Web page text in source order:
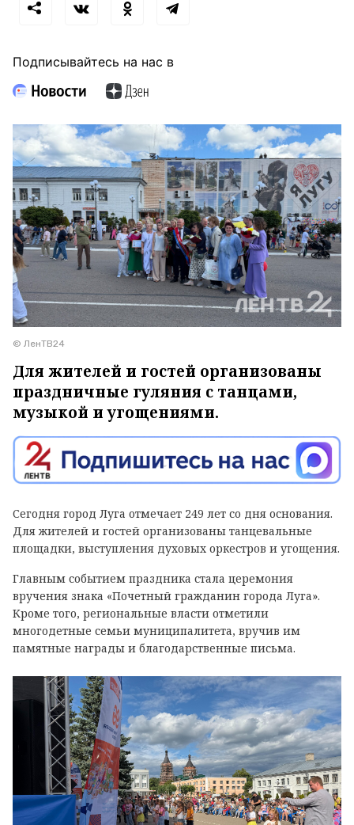
Подписывайтесь на нас в
© ЛенТВ24
Для жителей и гостей организованы
праздничные гуляния с танцами,
музыкой и угощениями.
Сегодня город Луга отмечает 249 лет со дня основания.
Для жителей и гостей организованы танцевальные
площадки, выступления духовых оркестров и угощения.
Главным событием праздника стала церемония
вручения знака «Почетный гражданин города Луга».
Кроме того, региональные власти отметили
многодетные семьи муниципалитета, вручив им
памятные награды и благодарственные письма.